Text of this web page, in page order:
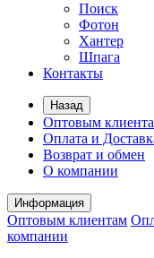
Поиск
Фотон
Хантер
Шпага
Контакты
Назад
Оптовым
Оплата и
Возврат и обмен
О компании
Информация
Оптовым клиентам
компании